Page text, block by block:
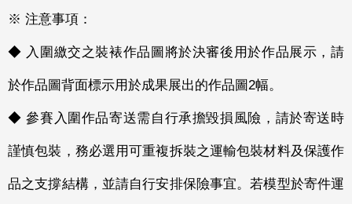
※ 注意事項：
◆ 入圍繳交之裝裱作品圖將於決審後用於作品展示，請
於作品圖背面標示用於成果展出的作品圖2幅。
◆ 參賽入圍作品寄送需自行承擔毀損風險，請於寄送時
謹慎包裝，務必選用可重複拆裝之運輸包裝材料及保護作
品之支撐結構，並請自行安排保險事宜。若模型於寄件運